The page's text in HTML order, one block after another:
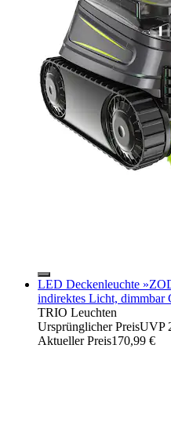
LED Deckenleuchte
indirektes Licht, dimmbar
TRIO Leuchten
Ursprünglicher PreisUVP
Aktueller Preis170,99 €